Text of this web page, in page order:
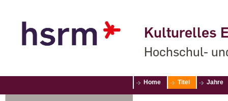
Kulturelles
Hochschul-
Home Titel Jahre